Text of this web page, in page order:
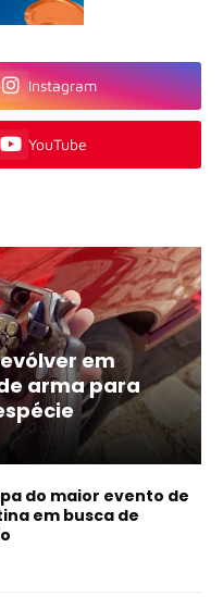
Instagram
YouTube
em
arma para
do maior evento de
em busca de